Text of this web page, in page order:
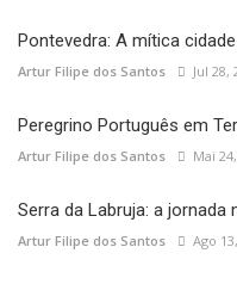
Pontevedra: A mítica
Artur Filipe dos Santos Jul 28,
Peregrino Português em
Artur Filipe dos Santos Mai
Serra da Labruja: a
Artur Filipe dos Santos Ago